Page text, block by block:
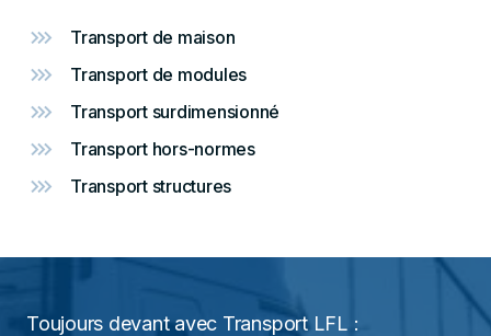
Transport de maison
Transport de modules
Transport surdimensionné
Transport hors-normes
Transport structures
Toujours devant avec Transport LFL :